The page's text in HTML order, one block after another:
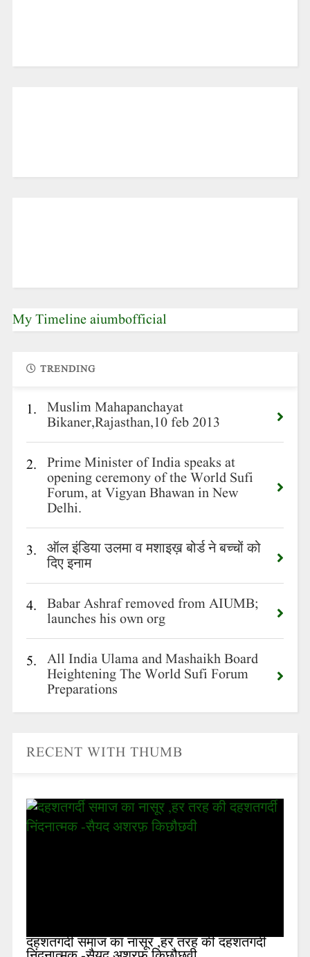
My Timeline aiumbofficial
TRENDING
1. Muslim Mahapanchayat
Bikaner,Rajasthan,10 feb 2013
2. Prime Minister of India speaks at
opening ceremony of the World Sufi
Forum, at Vigyan Bhawan in New
Delhi.
3. ऑल इंडिया उलमा व मशाइख़ बोर्ड ने बच्चों को
दिए इनाम
4. Babar Ashraf removed from AIUMB;
launches his own org
5. All India Ulama and Mashaikh Board
Heightening The World Sufi Forum
Preparations
RECENT WITH THUMB
दहशतगर्दी समाज का नासूर ,हर तरह की दहशतगर्दी